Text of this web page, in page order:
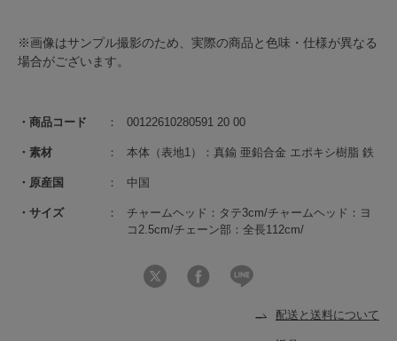
商品コード 00122610280591 20 00
素材 本体（表地1）：真鍮 亜鉛合金 エポキシ樹脂 鉄
原産国 中国
サイズ
チャームヘッド：タテ3cm/チャームヘッド：ヨ
コ2.5cm/チェーン部：全長112cm/
配送と送料について
※画像はサンプル撮影のため、実際の商品と色味・仕様が異なる
場合がございます。